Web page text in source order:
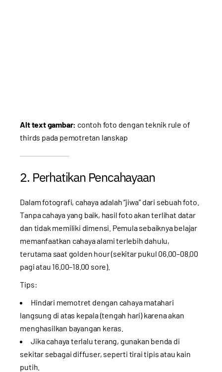
Alt text gambar: contoh foto dengan teknik rule of
thirds pada pemotretan lanskap
2. Perhatikan Pencahayaan
Dalam fotografi, cahaya adalah “jiwa” dari sebuah foto.
Tanpa cahaya yang baik, hasil foto akan terlihat datar
dan tidak memiliki dimensi. Pemula sebaiknya belajar
memanfaatkan cahaya alami terlebih dahulu,
terutama saat golden hour (sekitar pukul 06.00–08.00
pagi atau 16.00–18.00 sore).
Tips:
Hindari memotret dengan cahaya matahari
langsung di atas kepala (tengah hari) karena akan
menghasilkan bayangan keras.
Jika cahaya terlalu terang, gunakan benda di
sekitar sebagai diffuser, seperti tirai tipis atau kain
putih.